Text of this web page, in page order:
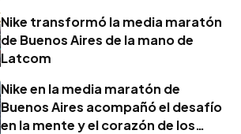
Nike transformó la media maratón
de Buenos Aires de la mano de
Latcom
Nike en la media maratón de
Buenos Aires acompañó el desafío
en la mente y el corazón de los